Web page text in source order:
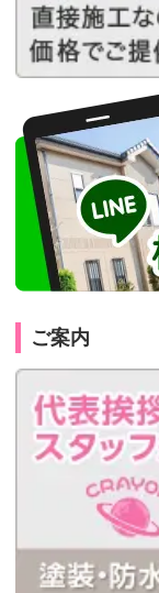
ご案内